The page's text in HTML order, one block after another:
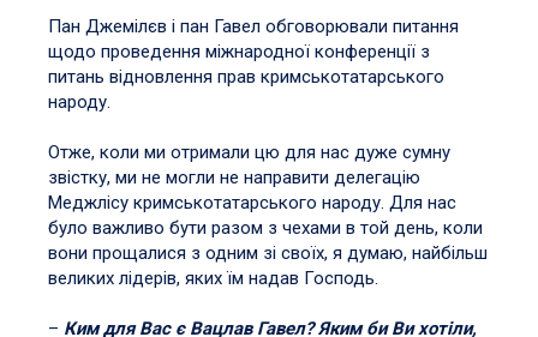
Пан Джемілєв і пан Гавел обговорювали питання
щодо проведення міжнародної конференції з
питань відновлення прав кримськотатарського
народу.
Отже, коли ми отримали цю для нас дуже сумну
звістку, ми не могли не направити делегацію
Меджлісу кримськотатарського народу. Для нас
було важливо бути разом з чехами в той день, коли
вони прощалися з одним зі своїх, я думаю, найбільш
великих лідерів, яких їм надав Господь.
– Ким для Вас є Вацлав Гавел? Яким би Ви хотіли,